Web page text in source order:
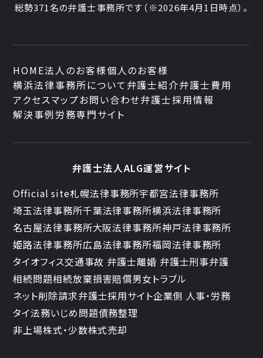
総勢371名の弁護士事務所です （※2026年4月1日時点）。
HOME法人のお客様個人のお客様
横浜法律事務所について 弁護士紹介弁護士費用
アクセスマップお問い合わせ弁護士採用情報
解決事例労務専門サイト
弁護士法人ALG運営サイト
Official site札幌法律事務所宇都宮法律事務所
埼玉法律事務所千葉法律事務所横浜法律事務所
名古屋法律事務所大阪法律事務所神戸法律事務所
姫路法律事務所広島法律事務所福岡法律事務所
タイオフィス交通事故 弁護士離婚 弁護士刑事弁護
相続問題相続放棄損害賠償男女トラブル
ネット削除請求弁護士採用サイト企業側 人事・労務
タイ法務いじめ問題債務整理
非上場株式・少数株式売却